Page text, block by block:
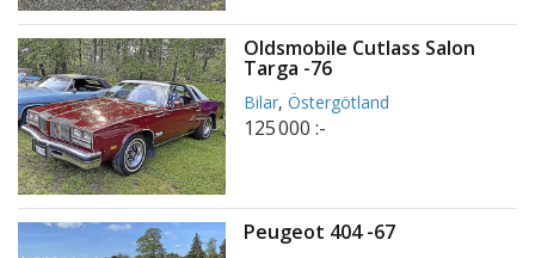
Oldsmobile Cutlass Salon
Targa -76
Bilar,Östergötland
125 000 :-
Peugeot 404 -67